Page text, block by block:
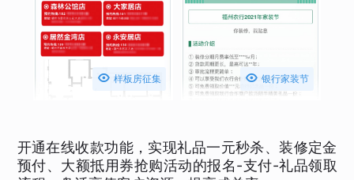
 样板房征集  银行家装节
开通在线收款功能，实现礼品一元秒杀、装修定金
预付、大额抵用券抢购活动的报名-支付-礼品领取